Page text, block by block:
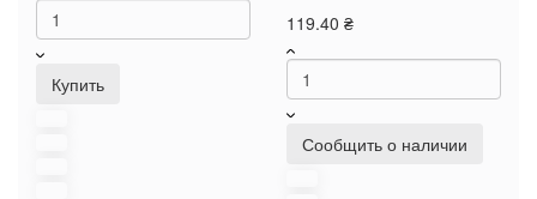
Купить
119.40 ₴
Сообщить о наличии